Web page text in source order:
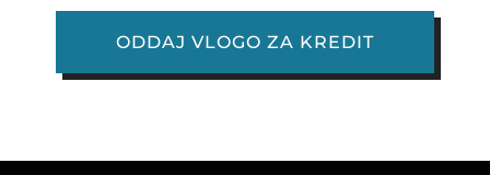
ODDAJ VLOGO ZA KREDIT